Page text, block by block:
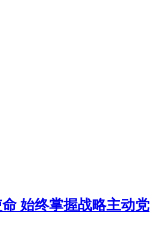
始终掌握战略主动党